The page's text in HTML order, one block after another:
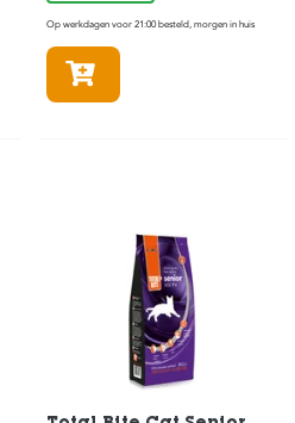
Op werkdagen voor 21:00 besteld, morgen in huis